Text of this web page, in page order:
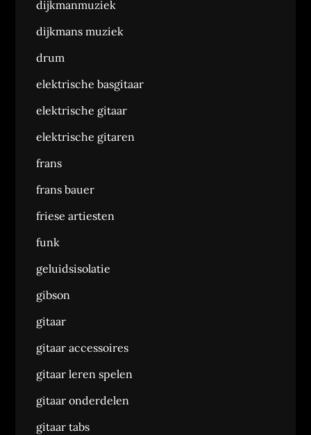
dijkmanmuziek
dijkmans muziek
drum
elektrische basgitaar
elektrische gitaar
elektrische gitaren
frans
frans bauer
friese artiesten
funk
geluidsisolatie
gibson
gitaar
gitaar accessoires
gitaar leren spelen
gitaar onderdelen
gitaar tabs